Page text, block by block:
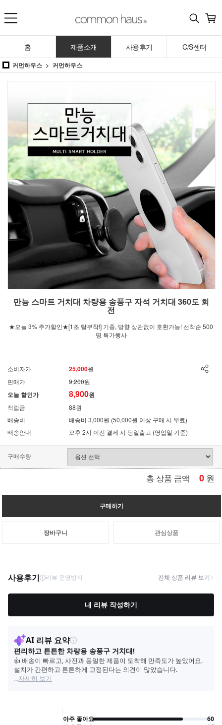
홈 제품소개 사용후기 C/S센터
커먼하우스 커먼하우스
만능 스마트 거치대 차량용 송풍구 자석 거치대 360도 회
전
★오늘 3% 추가할인★[1초 탈부착!] 기종, 방향 상관없이 호환가능! 선착순 500
명 특가행사
소비자가 25,000원
판매가
9,200원
오늘 할인가 8,900원
적립금
88원
배송비
배송비 3,000원 (50,000원 이상 구매 시 무료)
배송안내
오후 2시 이전 결제 시 당일출고 (영업일 기준)
구매수량
총 상품 금액 0 원
구매하기
장바구니 관심상품